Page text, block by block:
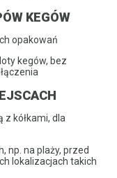
KEGÓW
opakowań
kegów, bez
z kółkami, dla
np. na plaży, przed
lokalizacjach takich